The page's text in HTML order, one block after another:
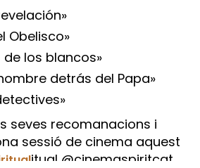
Obelisco»
de los blancos»
hombre detrás del Papa»
seves recomanacions i
sessió de cinema aquest
itual @cinemaspiritcat